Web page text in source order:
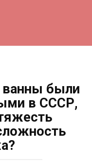
ванны были
в СССР,